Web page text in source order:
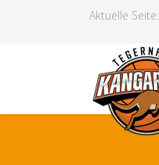
Aktuelle Seite: